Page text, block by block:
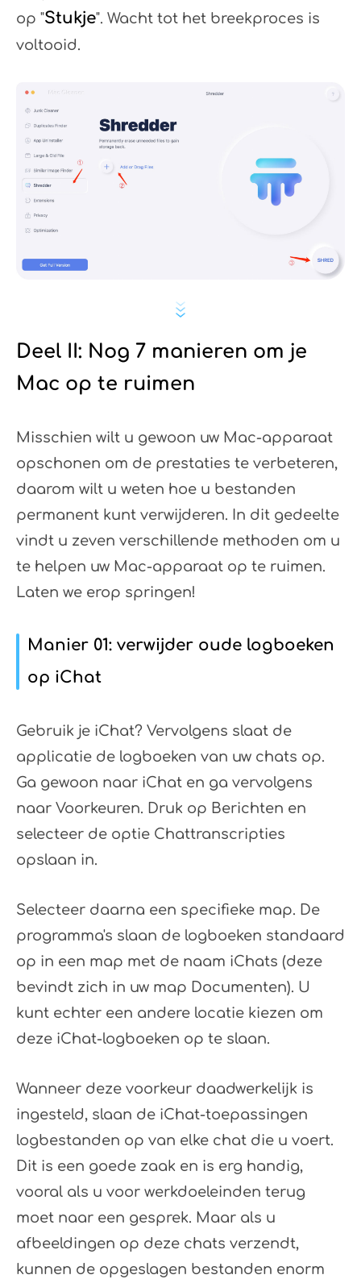
op "Stukje". Wacht tot het breekproces is
voltooid.
Deel II: Nog 7 manieren om je
Mac op te ruimen
Misschien wilt u gewoon uw Mac-apparaat
opschonen om de prestaties te verbeteren,
daarom wilt u weten hoe u bestanden
permanent kunt verwijderen. In dit gedeelte
vindt u zeven verschillende methoden om u
te helpen uw Mac-apparaat op te ruimen.
Laten we erop springen!
Manier 01: verwijder oude logboeken
op iChat
Gebruik je iChat? Vervolgens slaat de
applicatie de logboeken van uw chats op.
Ga gewoon naar iChat en ga vervolgens
naar Voorkeuren. Druk op Berichten en
selecteer de optie Chattranscripties
opslaan in.
Selecteer daarna een specifieke map. De
programma's slaan de logboeken standaard
op in een map met de naam iChats (deze
bevindt zich in uw map Documenten). U
kunt echter een andere locatie kiezen om
deze iChat-logboeken op te slaan.
Wanneer deze voorkeur daadwerkelijk is
ingesteld, slaan de iChat-toepassingen
logbestanden op van elke chat die u voert.
Dit is een goede zaak en is erg handig,
vooral als u voor werkdoeleinden terug
moet naar een gesprek. Maar als u
afbeeldingen op deze chats verzendt,
kunnen de opgeslagen bestanden enorm